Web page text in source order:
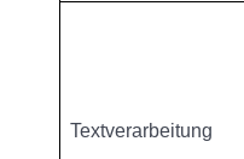
Textverarbeitung